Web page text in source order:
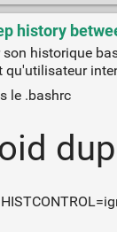
history
son historique
qu'utilisateur
le .bashrc